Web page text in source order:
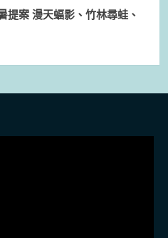
提案 漫天蝠影、竹林尋蛙、